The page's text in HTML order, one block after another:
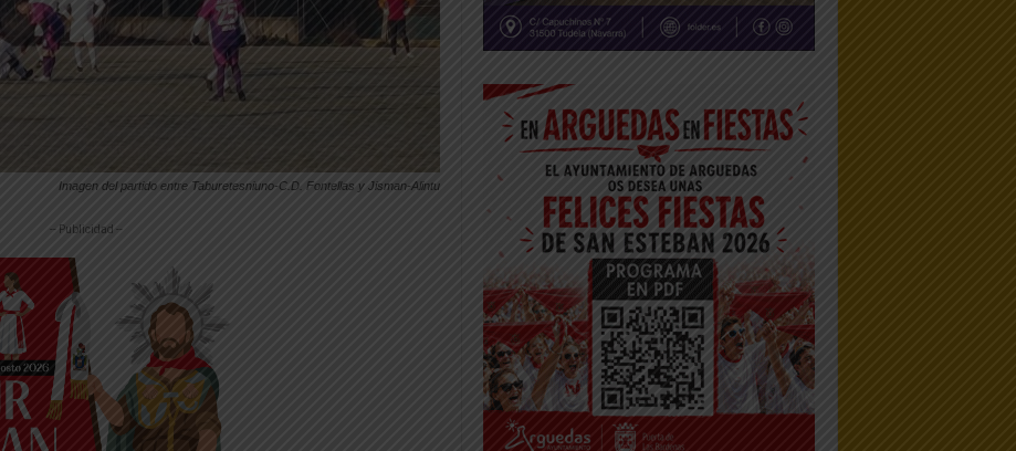
Imagen del partido entre Taburetesniuno-C.D. Fontellas y Jisman-Alintu
-- Publicidad --